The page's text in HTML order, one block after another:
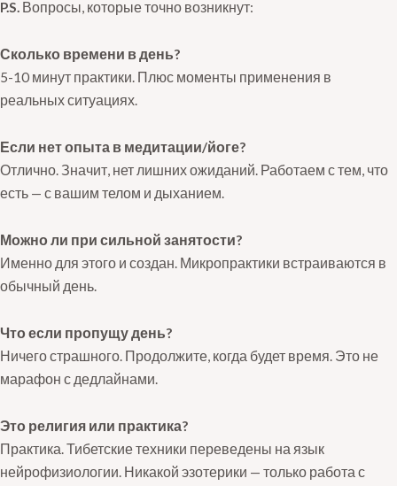
P.S. Вопросы, которые точно возникнут:
Сколько времени в день?
5-10 минут практики. Плюс моменты применения в
реальных ситуациях.
Если нет опыта в медитации/йоге?
Отлично. Значит, нет лишних ожиданий. Работаем с тем, что
есть — с вашим телом и дыханием.
Можно ли при сильной занятости?
Именно для этого и создан. Микропрактики встраиваются в
обычный день.
Что если пропущу день?
Ничего страшного. Продолжите, когда будет время. Это не
марафон с дедлайнами.
Это религия или практика?
Практика. Тибетские техники переведены на язык
нейрофизиологии. Никакой эзотерики — только работа с